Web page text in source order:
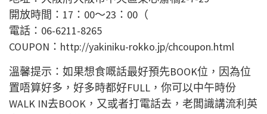
開放時間：17：00～23：00（
電話：06-6211-8265
COUPON：http://yakiniku-rokko.jp/chcoupon.html
溫馨提示：如果想食嘅話最好預先BOOK位，因為位
置唔算好多，好多時都好FULL，你可以中午時份
WALK IN去BOOK，又或者打電話去，老闆識講流利英